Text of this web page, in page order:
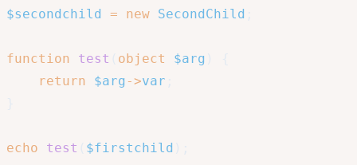
$secondchild
= new SecondChild
function test object $arg
return
$arg ->var
echo test $firstchild